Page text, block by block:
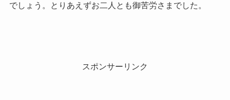
でしょう。とりあえずお二人とも御苦労さまでした。
スポンサーリンク